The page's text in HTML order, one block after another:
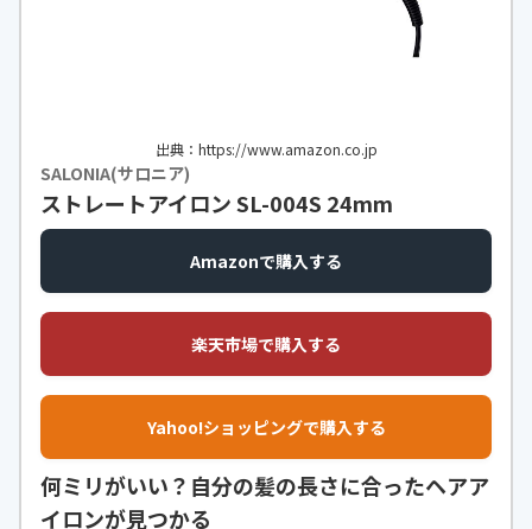
出典：https://www.amazon.co.jp
SALONIA(サロニア)
ストレートアイロン SL-004S 24mm
Amazonで購入する
楽天市場で購入する
Yahoo!ショッピングで購入する
何ミリがいい？自分の髪の長さに合ったヘアア
イロンが見つかる